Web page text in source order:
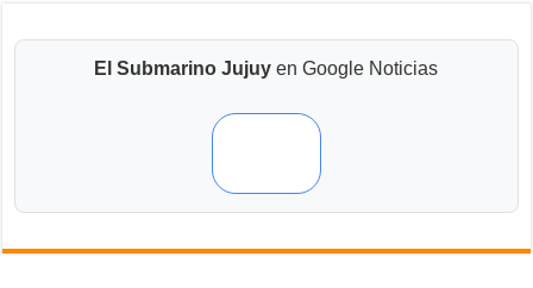
El Submarino Jujuy en Google Noticias